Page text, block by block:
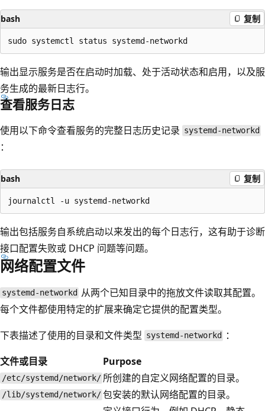
bash 复制
输出显示服务是否在启动时加载、处于活动状态和启用，以及服
务生成的最新日志行。
查看服务日志
使用以下命令查看服务的完整日志历史记录 systemd-networkd
：
bash 复制
输出包括服务自系统启动以来发出的每个日志行，这有助于诊断
接口配置失败或 DHCP 问题等问题。
网络配置文件
systemd-networkd 从两个已知目录中的拖放文件读取其配置。
每个文件都使用特定的扩展来确定它提供的配置类型。
下表描述了使用的目录和文件类型 systemd-networkd
：
文件或目录
Purpose
/etc/systemd/network/ 所创建的自定义网络配置的目录。
/lib/systemd/network/ 包安装的默认网络配置的目录。